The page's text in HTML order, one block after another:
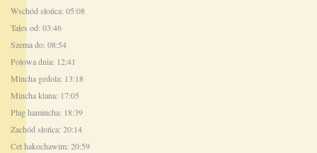
Wschód słońca: 05:08
Tałes od: 03:46
Szema do: 08:54
Połowa dnia: 12:41
Mincha gedola: 13:18
Mincha ktana: 17:05
Plag hamincha: 18:39
Zachód słońca: 20:14
Cet hakochawim: 20:59